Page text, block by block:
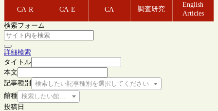
CA-R CA-E CA 調査研究
English
Articles
検索フォーム
詳細検索
タイトル
本文
記事種別
検索したい記事種別を選択してください
館種 検索したい館種を選択してください
投稿日